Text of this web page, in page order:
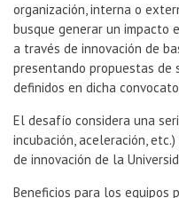
organización, interna o
busque generar un impacto
a través de innovación de
presentando ​​propuestas de
definidos en dicha
El desafío considera una
incubación, aceleración,
de innovación de la
Beneficios para los equipos